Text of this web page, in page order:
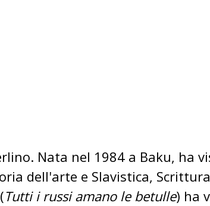
Nata nel 1984 a Baku, ha
dell'arte e Slavistica,
(Tutti i russi amano le betulle) ha